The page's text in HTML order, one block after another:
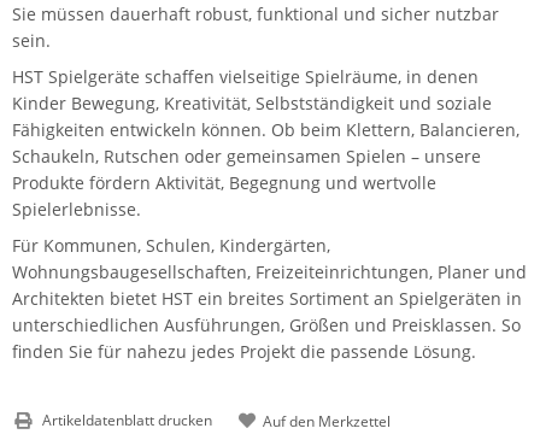
Sie müssen dauerhaft robust, funktional und sicher nutzbar
sein.
HST Spielgeräte schaffen vielseitige Spielräume, in denen
Kinder Bewegung, Kreativität, Selbstständigkeit und soziale
Fähigkeiten entwickeln können. Ob beim Klettern, Balancieren,
Schaukeln, Rutschen oder gemeinsamen Spielen – unsere
Produkte fördern Aktivität, Begegnung und wertvolle
Spielerlebnisse.
Für Kommunen, Schulen, Kindergärten,
Wohnungsbaugesellschaften, Freizeiteinrichtungen, Planer und
Architekten bietet HST ein breites Sortiment an Spielgeräten in
unterschiedlichen Ausführungen, Größen und Preisklassen. So
finden Sie für nahezu jedes Projekt die passende Lösung.
Artikeldatenblatt drucken